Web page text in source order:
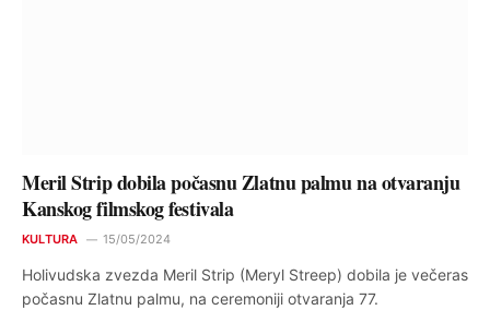
Meril Strip dobila počasnu Zlatnu palmu na otvaranju
Kanskog filmskog festivala
KULTURA 15/05/2024
Holivudska zvezda Meril Strip (Meryl Streep) dobila je večeras
počasnu Zlatnu palmu, na ceremoniji otvaranja 77.